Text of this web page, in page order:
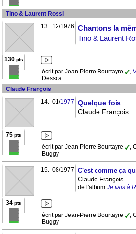
Tino & Laurent Rossi
13. 12/1976
Chantons la
Tino & Laurent
130pts
écrit par Jean-Pierre Bourtayre ,
Dessca
Claude François
14. 01/1977
Quelque fois
Claude François
75 pts
écrit par Jean-Pierre Bourtayre
,
Buggy
15. 08/1977
C'est comme ça
Claude François
de l'album Je vais à
34 pts
écrit par Jean-Pierre Bourtayre
,
Buggy